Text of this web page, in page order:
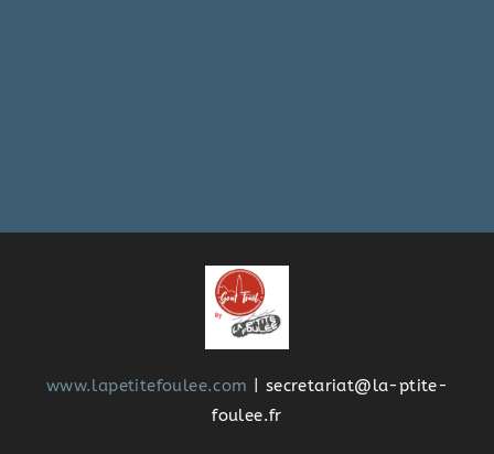
www.lapetitefoulee.com | secretariat@la-ptite-
foulee.fr